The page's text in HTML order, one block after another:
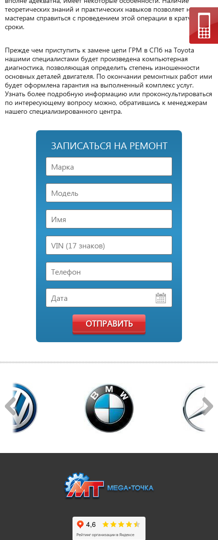
теоретических знаний и практических навыков позволяет нашим
мастерам справиться с проведением этой операции в кратчайшие
сроки.
Прежде чем приступить к замене цепи ГРМ в СПб на Toyota
нашими специалистами будет произведена компьютерная
диагностика, позволяющая определить степень изношенности
основных деталей двигателя. По окончании ремонтных работ ими
будет оформлена гарантия на выполненный комплекс услуг.
Узнать более подробную информацию или проконсультироваться
по интересующему вопросу можно, обратившись к менеджерам
нашего специализированного центра.
ЗАПИСАТЬСЯ НА РЕМОНТ
ОТПРАВИТЬ